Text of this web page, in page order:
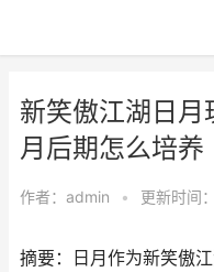
新笑傲江湖日月
月后期怎么培养
作者： admin • 更新时间
摘要：日月作为新笑傲